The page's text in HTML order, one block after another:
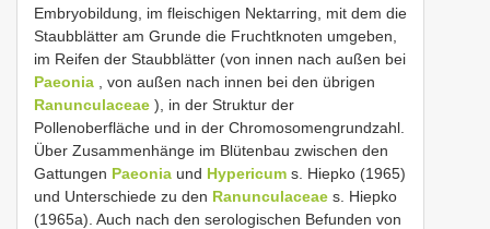
Embryobildung, im fleischigen Nektarring, mit dem die
Staubblätter am Grunde die Fruchtknoten umgeben,
im Reifen der Staubblätter (von innen nach außen bei
Paeonia , von außen nach innen bei den übrigen
Ranunculaceae ), in der Struktur der
Pollenoberfläche und in der Chromosomengrundzahl.
Über Zusammenhänge im Blütenbau zwischen den
Gattungen Paeonia und Hypericum s. Hiepko (1965)
und Unterschiede zu den Ranunculaceae s. Hiepko
(1965a). Auch nach den serologischen Befunden von